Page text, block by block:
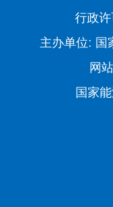
行政
主办单位: 国
网
国家